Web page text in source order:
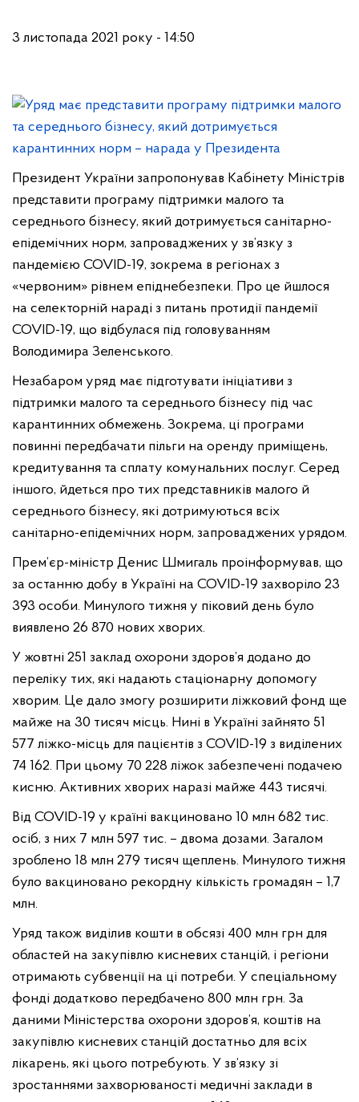
3 листопада 2021 року - 14:50
Президент України запропонував Кабінету Міністрів
представити програму підтримки малого та
середнього бізнесу, який дотримується санітарно-
епідемічних норм, запроваджених у зв’язку з
пандемією COVID-19, зокрема в регіонах з
«червоним» рівнем епіднебезпеки. Про це йшлося
на селекторній нараді з питань протидії пандемії
COVID-19, що відбулася під головуванням
Володимира Зеленського.
Незабаром уряд має підготувати ініціативи з
підтримки малого та середнього бізнесу під час
карантинних обмежень. Зокрема, ці програми
повинні передбачати пільги на оренду приміщень,
кредитування та сплату комунальних послуг. Серед
іншого, йдеться про тих представників малого й
середнього бізнесу, які дотримуються всіх
санітарно-епідемічних норм, запроваджених урядом.
Прем’єр-міністр Денис Шмигаль проінформував, що
за останню добу в Україні на COVID-19 захворіло 23
393 особи. Минулого тижня у піковий день було
виявлено 26 870 нових хворих.
У жовтні 251 заклад охорони здоров’я додано до
переліку тих, які надають стаціонарну допомогу
хворим. Це дало змогу розширити ліжковий фонд ще
майже на 30 тисяч місць. Нині в Україні зайнято 51
577 ліжко-місць для пацієнтів з COVID-19 з виділених
74 162. При цьому 70 228 ліжок забезпечені подачею
кисню. Активних хворих наразі майже 443 тисячі.
Від COVID-19 у країні вакциновано 10 млн 682 тис.
осіб, з них 7 млн 597 тис. – двома дозами. Загалом
зроблено 18 млн 279 тисяч щеплень. Минулого тижня
було вакциновано рекордну кількість громадян – 1,7
млн.
Уряд також виділив кошти в обсязі 400 млн грн для
областей на закупівлю кисневих станцій, і регіони
отримають субвенції на ці потреби. У спеціальному
фонді додатково передбачено 800 млн грн. За
даними Міністерства охорони здоров’я, коштів на
закупівлю кисневих станцій достатньо для всіх
лікарень, які цього потребують. У зв’язку зі
зростаннями захворюваності медичні заклади в